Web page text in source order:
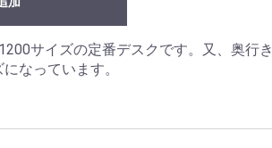
サイズの定番デスクです。又、奥行き
なっています。